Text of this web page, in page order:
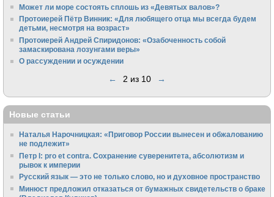
Может ли море состоять сплошь из «Девятых валов»?
Протоиерей Пётр Винник: «Для любящего отца мы всегда будем
детьми, несмотря на возраст»
Протоиерей Андрей Спиридонов: «Озабоченность собой
замаскирована лозунгами веры»
О рассуждении и осуждении
← 2 из 10 →
Новые статьи
Наталья Нарочницкая: «Приговор России вынесен и обжалованию
не подлежит»
Петр I: pro et contra. Сохранение суверенитета, абсолютизм и
рывок к империи
Русский язык — это не только слово, но и духовное пространство
Минюст предложил отказаться от бумажных свидетельств о браке